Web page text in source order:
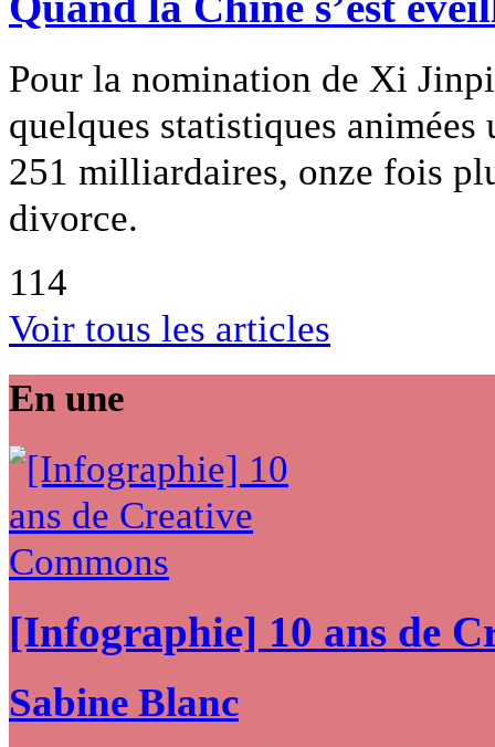
Pour la nomination de Xi
quelques statistiques
251 milliardaires, onze fois
divorce.
114
Voir tous les articles
En une
[Infographie] 10 ans de
Sabine Blanc